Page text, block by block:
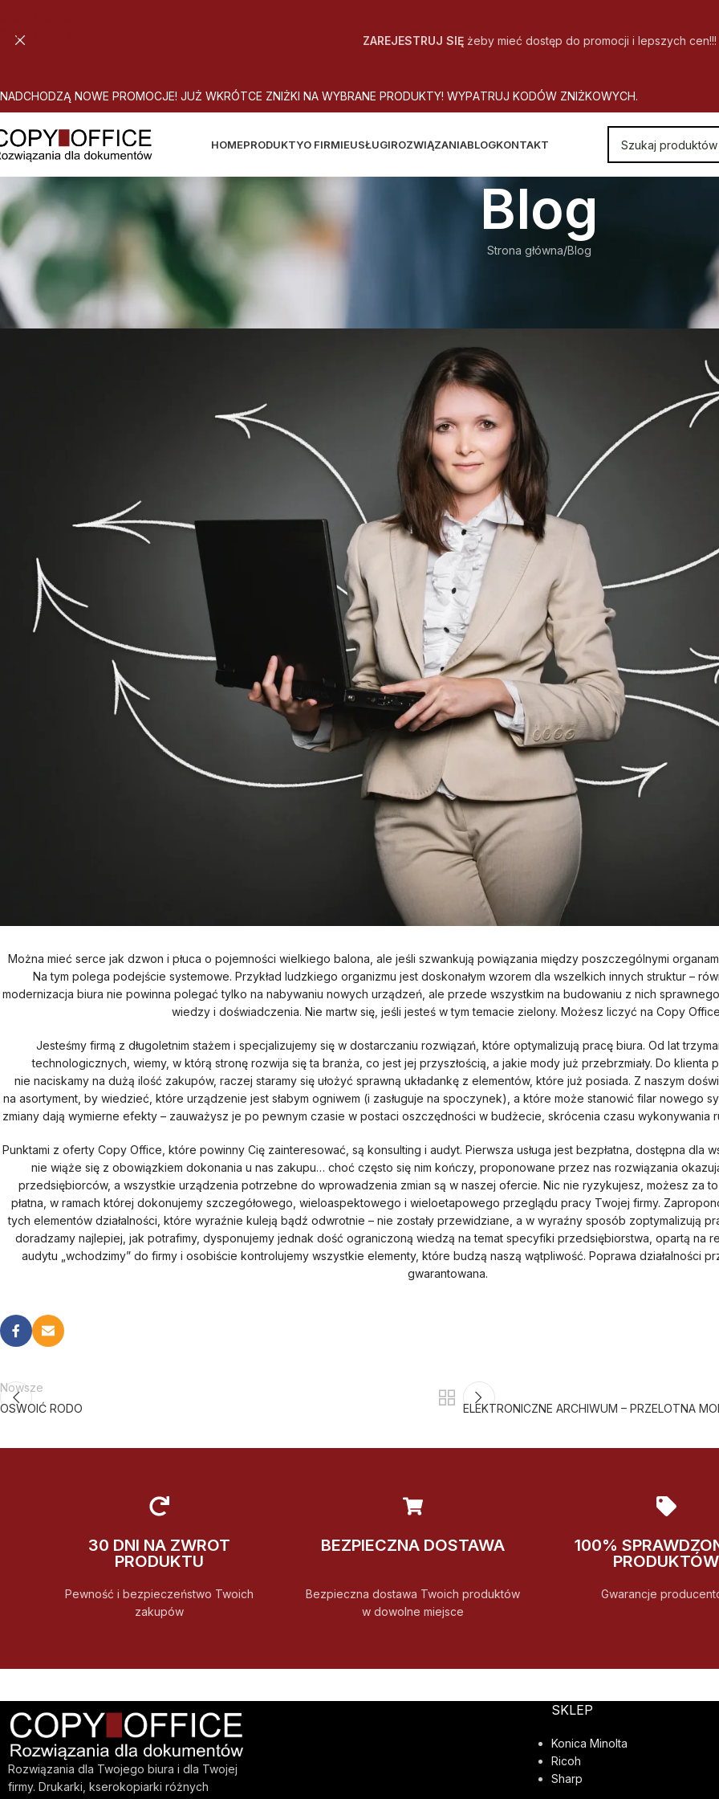
Skip to main content
ZAREJESTRUJ SIĘżeby mieć dostęp do promocji i lepszych cen!!!
NADCHODZĄ NOWE PROMOCJE! JUŻ WKRÓTCE ZNIŻKI NA WYBRANE PRODUKTY! WYPATRUJ KODÓW ZNIŻKOWYCH.
HOMEPRODUKTYO FIRMIEUSŁUGIROZWIĄZANIABLOGKONTAKT
Blog
Strona główna Blog
GWARANTOWANE KORZYŚCI Z OFERTY
Można mieć serce jak dzwon i płuca o pojemności wielkiego balona, ale jeśli szwankują powiązania między poszczególnymi
Na tym polega podejście systemowe. Przykład ludzkiego organizmu jest doskonałym wzorem dla wszelkich innych struktur –
modernizacja biura nie powinna polegać tylko na nabywaniu nowych urządzeń, ale przede wszystkim na budowaniu z nich
wiedzy i doświadczenia. Nie martw się, jeśli jesteś w tym temacie zielony. Możesz liczyć na Copy
Jesteśmy firmą z długoletnim stażem i specjalizujemy się w dostarczaniu rozwiązań, które optymalizują pracę biura. Od lat
technologicznych, wiemy, w którą stronę rozwija się ta branża, co jest jej przyszłością, a jakie mody już przebrzmiały. Do klienta
nie naciskamy na dużą ilość zakupów, raczej staramy się ułożyć sprawną układankę z elementów, które już posiada. Z naszym
na asortyment, by wiedzieć, które urządzenie jest słabym ogniwem (i zasługuje na spoczynek), a które może stanowić filar nowego
zmiany dają wymierne efekty – zauważysz je po pewnym czasie w postaci oszczędności w budżecie, skrócenia czasu wykonywania
Punktami z oferty Copy Office, które powinny Cię zainteresować, są konsulting i audyt. Pierwsza usługa jest bezpłatna, dostępna dla
nie wiąże się z obowiązkiem dokonania u nas zakupu… choć często się nim kończy, proponowane przez nas rozwiązania
przedsiębiorców, a wszystkie urządzenia potrzebne do wprowadzenia zmian są w naszej ofercie. Nic nie ryzykujesz, możesz za to
płatna, w ramach której dokonujemy szczegółowego, wieloaspektowego i wieloetapowego przeglądu pracy Twojej firmy.
tych elementów działalności, które wyraźnie kuleją bądź odwrotnie – nie zostały przewidziane, a w wyraźny sposób zoptymalizują
doradzamy najlepiej, jak potrafimy, dysponujemy jednak dość ograniczoną wiedzą na temat specyfiki przedsiębiorstwa, opartą na
audytu „wchodzimy” do firmy i osobiście kontrolujemy wszystkie elementy, które budzą naszą wątpliwość. Poprawa działalności
gwarantowana.
Nowsze
OSWOIĆ RODO
ELEKTRONICZNE ARCHIWUM – PRZELOTNA
30 DNI NA ZWROT
PRODUKTU
Pewność i bezpieczeństwo Twoich
zakupów
BEZPIECZNA DOSTAWA
Bezpieczna dostawa Twoich produktów
w dowolne miejsce
100%
PRODUKTÓW
Gwarancje
Rozwiązania dla Twojego biura i dla Twojej
firmy. Drukarki, kserokopiarki różnych
SKLEP
Konica Minolta
Ricoh
Sharp